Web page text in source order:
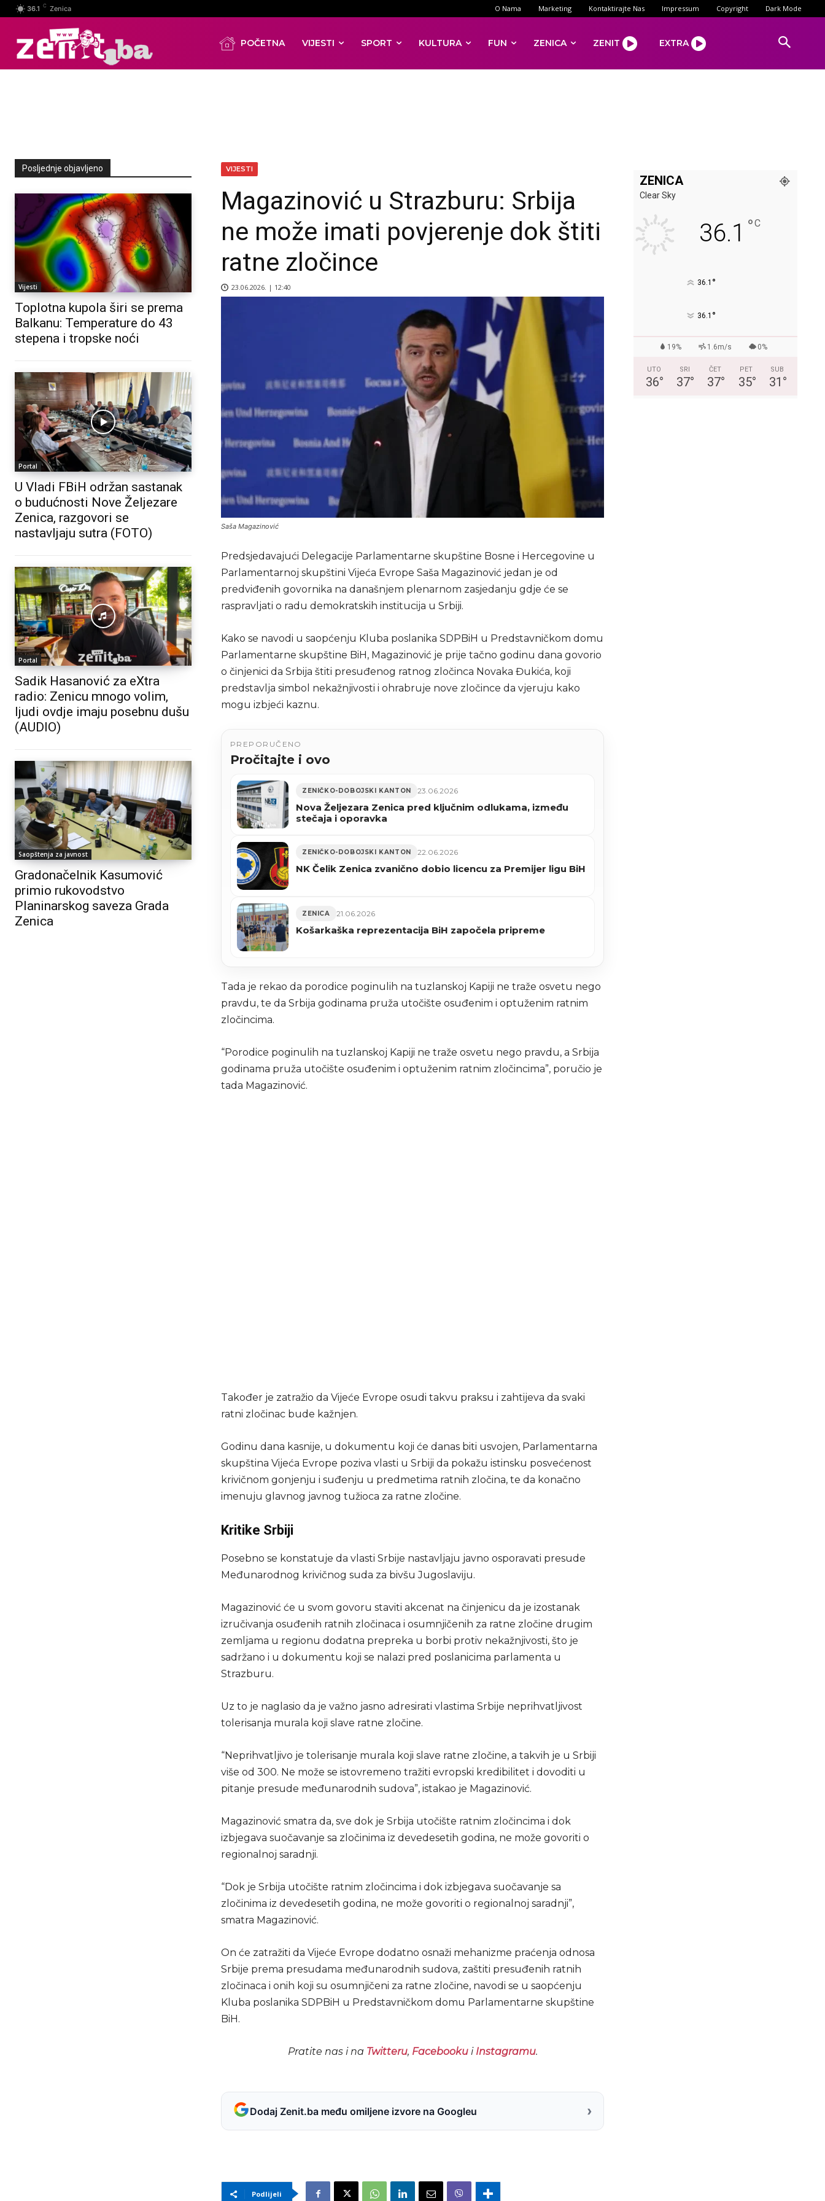
36.1 C Zenica O Nama Marketing Kontaktirajte Nas Impressum Copyright Dark Mode
POČETNA VIJESTI SPORT KULTURA FUN ZENICA ZENIT EXTRA
Posljednje objavljeno
Vijesti
Toplotna kupola širi se prema
Balkanu: Temperature do 43
stepena i tropske noći
Portal
U Vladi FBiH održan sastanak
o budućnosti Nove Željezare
Zenica, razgovori se
nastavljaju sutra (FOTO)
Portal
Sadik Hasanović za eXtra
radio: Zenicu mnogo volim,
ljudi ovdje imaju posebnu dušu
(AUDIO)
Saopštenja za javnost
Gradonačelnik Kasumović
primio rukovodstvo
Planinarskog saveza Grada
Zenica
VIJESTI
Magazinović u Strazburu: Srbija
ne može imati povjerenje dok štiti
ratne zločince
23.06.2026. | 12:40
Saša Magazinović
Predsjedavajući Delegacije Parlamentarne skupštine Bosne i Hercegovine u
Parlamentarnoj skupštini Vijeća Evrope Saša Magazinović jedan je od
predviđenih govornika na današnjem plenarnom zasjedanju gdje će se
raspravljati o radu demokratskih institucija u Srbiji.
Kako se navodi u saopćenju Kluba poslanika SDPBiH u Predstavničkom domu
Parlamentarne skupštine BiH, Magazinović je prije tačno godinu dana govorio
o činjenici da Srbija štiti presuđenog ratnog zločinca Novaka Đukića, koji
predstavlja simbol nekažnjivosti i ohrabruje nove zločince da vjeruju kako
mogu izbjeći kaznu.
PREPORUČENO
Pročitajte i ovo
ZENIČKO-DOBOJSKI KANTON 23.06.2026
Nova Željezara Zenica pred ključnim odlukama, između
stečaja i oporavka
ZENIČKO-DOBOJSKI KANTON 22.06.2026
NK Čelik Zenica zvanično dobio licencu za Premijer ligu BiH
ZENICA 21.06.2026
Košarkaška reprezentacija BiH započela pripreme
Tada je rekao da porodice poginulih na tuzlanskoj Kapiji ne traže osvetu nego
pravdu, te da Srbija godinama pruža utočište osuđenim i optuženim ratnim
zločincima.
“Porodice poginulih na tuzlanskoj Kapiji ne traže osvetu nego pravdu, a Srbija
godinama pruža utočište osuđenim i optuženim ratnim zločincima”, poručio je
tada Magazinović.
Također je zatražio da Vijeće Evrope osudi takvu praksu i zahtijeva da svaki
ratni zločinac bude kažnjen.
Godinu dana kasnije, u dokumentu koji će danas biti usvojen, Parlamentarna
skupština Vijeća Evrope poziva vlasti u Srbiji da pokažu istinsku posvećenost
krivičnom gonjenju i suđenju u predmetima ratnih zločina, te da konačno
imenuju glavnog javnog tužioca za ratne zločine.
Kritike Srbiji
Posebno se konstatuje da vlasti Srbije nastavljaju javno osporavati presude
Međunarodnog krivičnog suda za bivšu Jugoslaviju.
Magazinović će u svom govoru staviti akcenat na činjenicu da je izostanak
izručivanja osuđenih ratnih zločinaca i osumnjičenih za ratne zločine drugim
zemljama u regionu dodatna prepreka u borbi protiv nekažnjivosti, što je
sadržano i u dokumentu koji se nalazi pred poslanicima parlamenta u
Strazburu.
Uz to je naglasio da je važno jasno adresirati vlastima Srbije neprihvatljivost
tolerisanja murala koji slave ratne zločine.
“Neprihvatljivo je tolerisanje murala koji slave ratne zločine, a takvih je u Srbiji
više od 300. Ne može se istovremeno tražiti evropski kredibilitet i dovoditi u
pitanje presude međunarodnih sudova”, istakao je Magazinović.
Magazinović smatra da, sve dok je Srbija utočište ratnim zločincima i dok
izbjegava suočavanje sa zločinima iz devedesetih godina, ne može govoriti o
regionalnoj saradnji.
“Dok je Srbija utočište ratnim zločincima i dok izbjegava suočavanje sa
zločinima iz devedesetih godina, ne može govoriti o regionalnoj saradnji”,
smatra Magazinović.
On će zatražiti da Vijeće Evrope dodatno osnaži mehanizme praćenja odnosa
Srbije prema presudama međunarodnih sudova, zaštiti presuđenih ratnih
zločinaca i onih koji su osumnjičeni za ratne zločine, navodi se u saopćenju
Kluba poslanika SDPBiH u Predstavničkom domu Parlamentarne skupštine
BiH.
Pratite nas i na Twitteru, Facebookui Instagramu.
Dodaj Zenit.ba među omiljene izvore na Googleu ›
Podlijeli
ZENICA
Clear Sky
36.1 °C
36.1 °
36.1 °
19% 1.6m/s 0%
UTO
36°
SRI
37°
ČET
37°
PET
35°
SUB
31 °